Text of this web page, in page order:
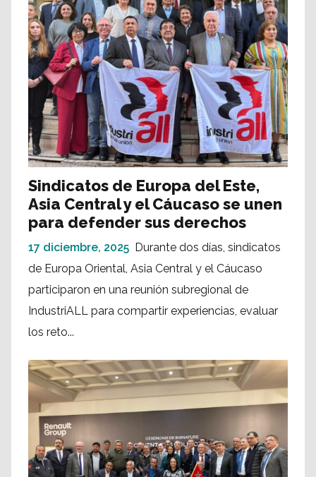
Sindicatos de Europa del Este,
Asia Central y el Cáucaso se unen
para defender sus derechos
17 diciembre, 2025 Durante dos días, sindicatos
de Europa Oriental, Asia Central y el Cáucaso
participaron en una reunión subregional de
IndustriALL para compartir experiencias, evaluar
los reto...